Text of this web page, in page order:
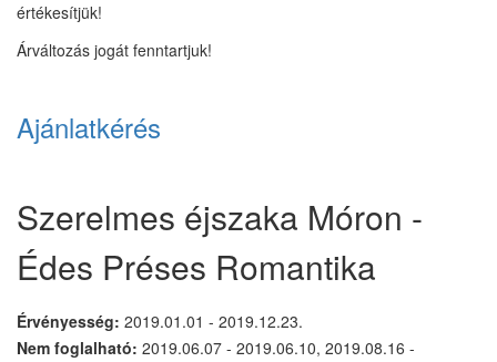
értékesítjük!
Árváltozás jogát fenntartjuk!
Ajánlatkérés
Szerelmes éjszaka Móron -
Édes Préses Romantika
Érvényesség: 2019.01.01 - 2019.12.23.
Nem foglalható: 2019.06.07 - 2019.06.10, 2019.08.16 -